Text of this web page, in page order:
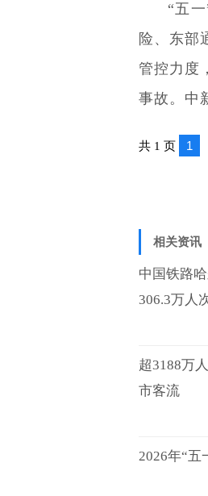
“五
险、东部
管控力度
事故。中
共 1 页 1
相关资讯
中国铁路
306.3万人
超3188万
市客流
2026年“五